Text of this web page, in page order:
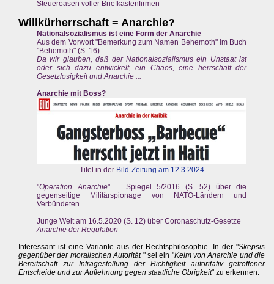
Steueroasen voller Briefkastenfirmen
Willkürherrschaft = Anarchie?
Nationalsozialismus ist eine Form der Anarchie
Aus dem Vorwort "Bemerkung zum Namen Behemoth" im Buch
"Behemoth" (S. 16)
Da wir glauben, daß der Nationalsozialismus ein Unstaat ist
oder sich dazu entwickelt, ein Chaos, eine herrschaft der
Gesetzlosigkeit und Anarchie ...
Anarchie mit Boss?
Titel in der Bild-Zeitung am 12.3.2024
"Operation Anarchie" ... Spiegel 5/2016 (S. 52) über die
gegenseitige Militärspionage von NATO-Ländern und
Verbündeten
Junge Welt am 16.5.2020 (S. 12) über Coronaschutz-Gesetze
Anarchie der Regulation
Interessant ist eine Variante aus der Rechtsphilosophie. In der "Skepsis
gegenüber der moralischen Autorität" sei ein "Keim von Anarchie und die
Bereitschaft zur Infragestellung der Richtigkeit autoritativ getroffener
Entscheide und zur Auflehnung gegen staatliche Obrigkeit" zu erkennen.